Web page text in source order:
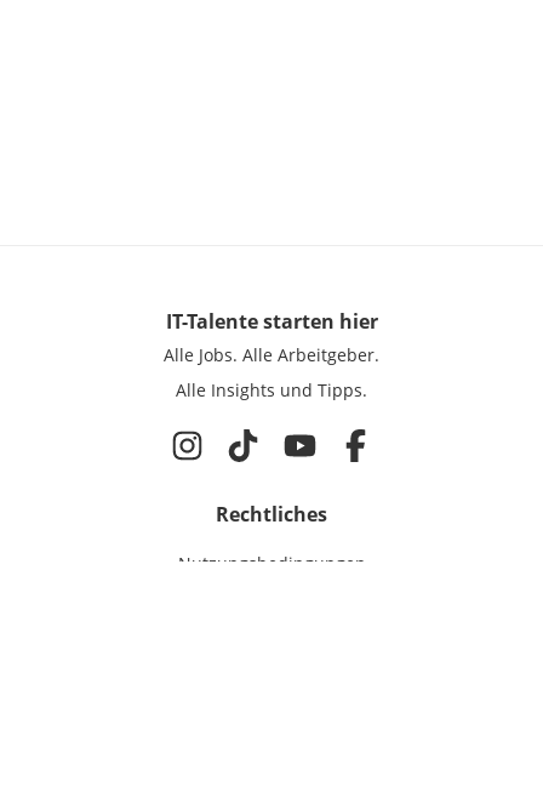
IT-Talentestarten hier
Alle Jobs. Alle Arbeitgeber.
Alle Insights und Tipps.
Rechtliches
Nutzungsbedingungen